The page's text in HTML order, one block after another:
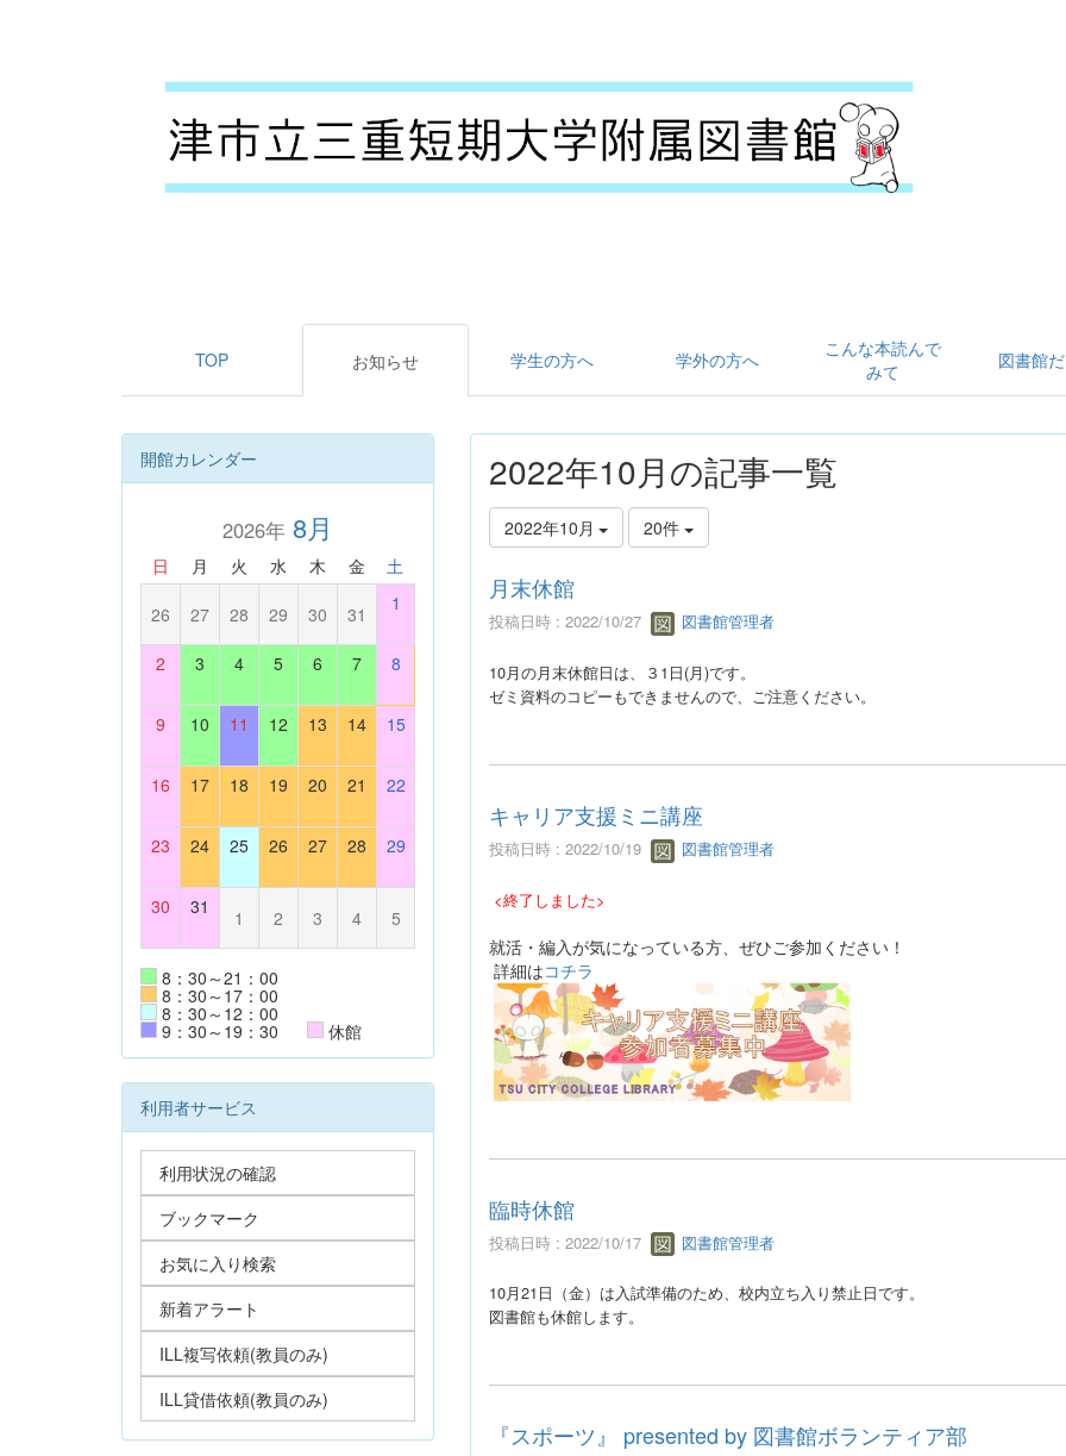
TOP お知らせ 学生の方へ 学外の方へ
こんな本読んで
みて
図書館
2022年10月の記事一覧
2022年10月 20件
月末休館
投稿日時 : 2022/10/27 図書館管理者
10月の月末休館日は、３1日(月)です。
ゼミ資料のコピーもできませんので、ご注意ください。
キャリア支援ミニ講座
投稿日時 : 2022/10/19 図書館管理者
<終了しました>
就活・編入が気になっている方、ぜひご参加ください！
詳細はコチラ
臨時休館
投稿日時 : 2022/10/17 図書館管理者
10月21日（金）は入試準備のため、校内立ち入り禁止日です。
図書館も休館します。
『スポーツ』 presented by 図書館ボランティア部
開館カレンダー
2026年8月
日 月 火 水 木 金 土
26 27 28 29 30 31 1
2 3 4 5 6 7 8
9 10 11 12 13 14 15
16 17 18 19 20 21 22
23 24 25 26 27 28 29
30 31 1 2 3 4 5
8：30～21：00
8：30～17：00
8：30～12：00
9：30～19：30 休館
利用者サービス
利用状況の確認
ブックマーク
お気に入り検索
新着アラート
ILL複写依頼(教員のみ)
ILL貸借依頼(教員のみ)